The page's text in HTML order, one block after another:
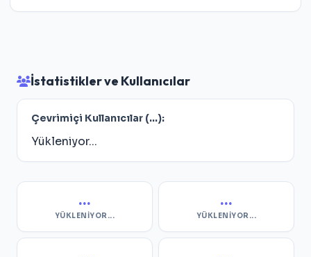
İstatistikler ve Kullanıcılar
Çevrimiçi Kullanıcılar (...):
Yükleniyor...
...
YÜKLENIYOR...
...
YÜKLENIYOR...